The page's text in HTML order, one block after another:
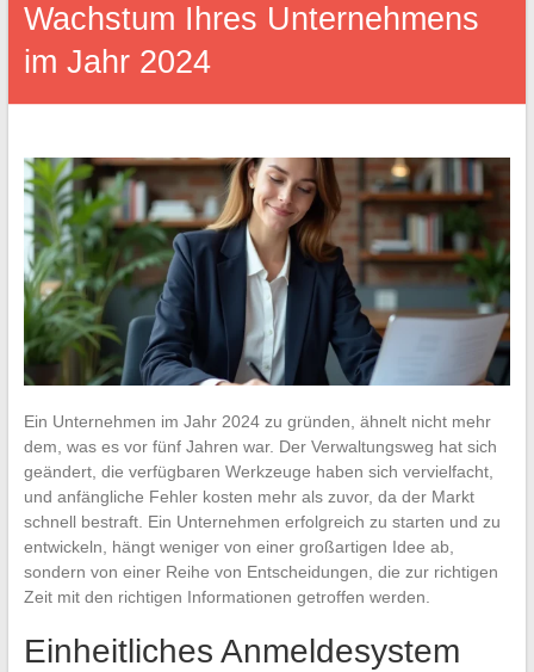
Wachstum Ihres Unternehmens
im Jahr 2024
Ein Unternehmen im Jahr 2024 zu gründen, ähnelt nicht mehr
dem, was es vor fünf Jahren war. Der Verwaltungsweg hat sich
geändert, die verfügbaren Werkzeuge haben sich vervielfacht,
und anfängliche Fehler kosten mehr als zuvor, da der Markt
schnell bestraft. Ein Unternehmen erfolgreich zu starten und zu
entwickeln, hängt weniger von einer großartigen Idee ab,
sondern von einer Reihe von Entscheidungen, die zur richtigen
Zeit mit den richtigen Informationen getroffen werden.
Einheitliches Anmeldesystem